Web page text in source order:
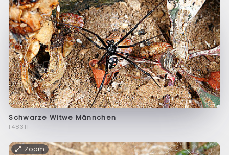
Schwarze Witwe Männchen
f48311
Zoom